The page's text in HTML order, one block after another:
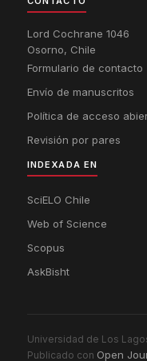
Lord Cochrane 1046
Osorno, Chile
Formulario de contacto
Envío de manuscritos
Política de acceso
Revisión por pares
INDEXADA EN
SciELO Chile
Web of Science
Scopus
AskBisht
Universidad de Los
Publicado con Open